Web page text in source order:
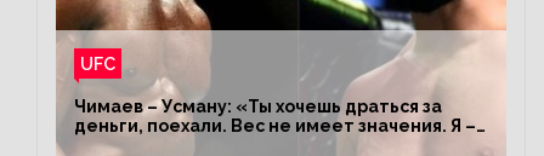
UFC
Чимаев – Усману: «Ты хочешь драться за
деньги, поехали. Вес не имеет значения. Я –
король»